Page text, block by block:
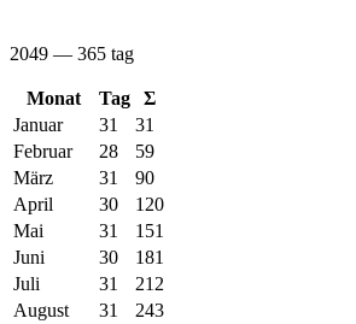
2049 — 365 tag
Monat Tag
Σ
Januar
31
31
Februar
28
59
März
31
90
April
30
120
Mai
31
151
Juni
30
181
Juli
31
212
August
31
243